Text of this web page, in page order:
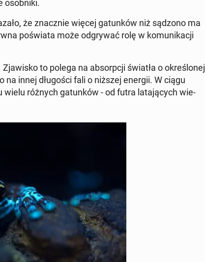
osob­ni­ki.
że znacz­nie więcej ga­tun­ków niż sądzono ma
po­świa­ta może od­gry­wać rolę w ko­mu­ni­ka­cji
to polega na ab­sorp­cji światła o okre­ślo­nej
innej dłu­go­ści fali o niższej energii. W ciągu
różnych ga­tun­ków - od futra la­ta­ją­cych wie­